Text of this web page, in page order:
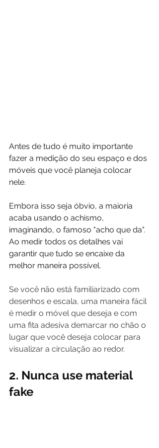
Antes de tudo é muito importante
fazer a medição do seu espaço e dos
móveis que você planeja colocar
nele.
Embora isso seja óbvio, a maioria
acaba usando o achismo,
imaginando, o famoso "acho que da".
Ao medir todos os detalhes vai
garantir que tudo se encaixe da
melhor maneira possível.
Se você não está familiarizado com
desenhos e escala, uma maneira fácil
é medir o móvel que deseja e com
uma fita adesiva demarcar no chão o
lugar que você deseja colocar para
visualizar a circulação ao redor.
2. Nunca use material
fake